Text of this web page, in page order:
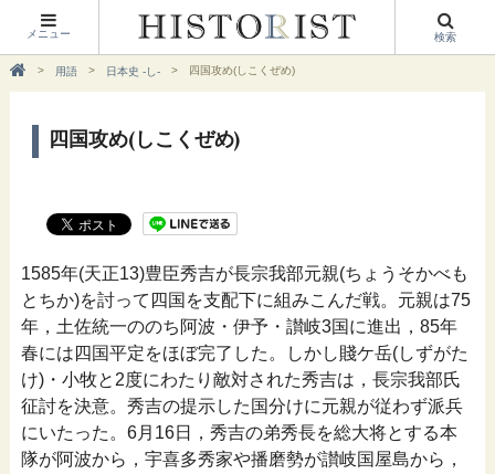
メニュー 検索
用語 日本史 -し- 四国攻め(しこくぜめ)
四国攻め(しこくぜめ)
1585年(天正13)豊臣秀吉が長宗我部元親(ちょうそかべも
とちか)を討って四国を支配下に組みこんだ戦。元親は75
年，土佐統一ののち阿波・伊予・讃岐3国に進出，85年
春には四国平定をほぼ完了した。しかし賤ケ岳(しずがた
け)・小牧と2度にわたり敵対された秀吉は，長宗我部氏
征討を決意。秀吉の提示した国分けに元親が従わず派兵
にいたった。6月16日，秀吉の弟秀長を総大将とする本
隊が阿波から，宇喜多秀家や播磨勢が讃岐国屋島から，